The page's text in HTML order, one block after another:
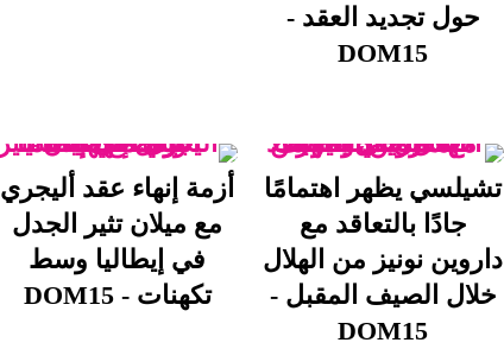
حول تجديد العقد -
DOM15
تشيلسي يظهر اهتمامًا
جادًا بالتعاقد مع
داروين نونيز من الهلال
خلال الصيف المقبل -
DOM15
أزمة إنهاء عقد أليجري
مع ميلان تثير الجدل
في إيطاليا وسط
تكهنات - DOM15